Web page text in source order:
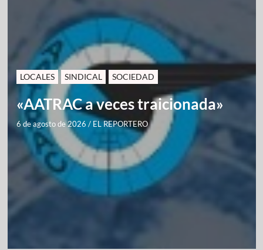
LOCALES SINDICAL SOCIEDAD
«AATRAC a veces traicionada»
6 de agosto de 2026 / EL REPORTERO